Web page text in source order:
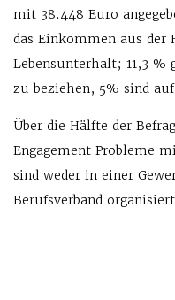
mit 38.448 Euro
das Einkommen aus
Lebensunterhalt; 11,3 %
zu beziehen, 5% sind
Über die Hälfte der
Engagement Probleme
sind weder in einer
Berufsverband